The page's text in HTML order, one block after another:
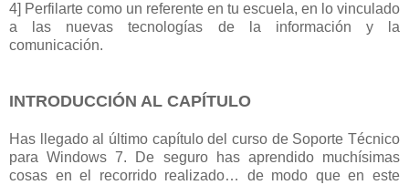
4] Perfilarte como un referente en tu escuela, en lo vinculado
a las nuevas tecnologías de la información y la
comunicación.
INTRODUCCIÓN AL CAPÍTULO
Has llegado al último capítulo del curso de Soporte Técnico
para Windows 7. De seguro has aprendido muchísimas
cosas en el recorrido realizado… de modo que en este